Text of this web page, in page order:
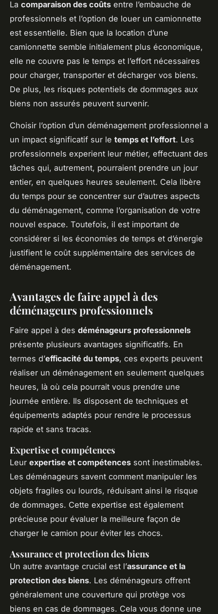
La comparaison des coûts entre l’embauche de
professionnels et l’option de louer un camionnette
est essentielle. Bien que la location d’une
camionnette semble initialement plus économique,
elle ne couvre pas le temps et l’effort nécessaires
pour charger, transporter et décharger vos biens.
De plus, les risques potentiels de dommages aux
biens non assurés peuvent survenir.
Choisir l’option d’un déménagement professionnel a
un impact significatif sur le temps et l’effort. Les
professionnels experient leur métier, effectuant des
tâches qui, autrement, pourraient prendre un jour
entier, en quelques heures seulement. Cela libère
du temps pour se concentrer sur d’autres aspects
du déménagement, comme l’organisation de votre
nouvel espace. Toutefois, il est important de
considérer si les économies de temps et d’énergie
justifient le coût supplémentaire des services de
déménagement.
Avantages de faire appel à des
déménageurs professionnels
Faire appel à des déménageurs professionnels
présente plusieurs avantages significatifs. En
termes d’efficacité du temps, ces experts peuvent
réaliser un déménagement en seulement quelques
heures, là où cela pourrait vous prendre une
journée entière. Ils disposent de techniques et
équipements adaptés pour rendre le processus
rapide et sans tracas.
Expertise et compétences
Leur expertise et compétences sont inestimables.
Les déménageurs savent comment manipuler les
objets fragiles ou lourds, réduisant ainsi le risque
de dommages. Cette expertise est également
précieuse pour évaluer la meilleure façon de
charger le camion pour éviter les chocs.
Assurance et protection des biens
Un autre avantage crucial est l’assurance et la
protection des biens. Les déménageurs offrent
généralement une couverture qui protège vos
biens en cas de dommages. Cela vous donne une